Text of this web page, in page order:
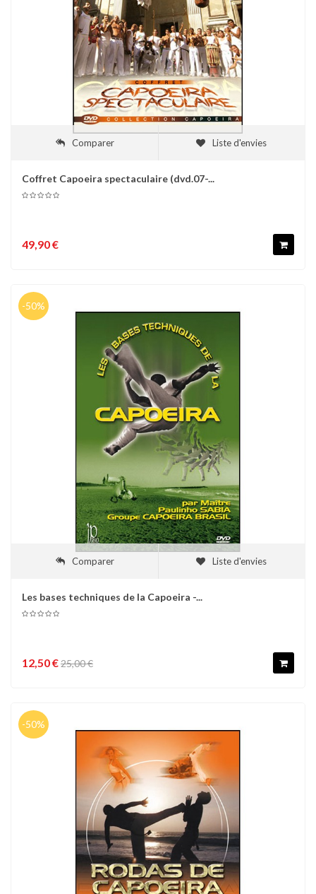
Comparer Liste d'envies
Coffret Capoeira spectaculaire (dvd.07-...
49,90 €
-50%
Comparer Liste d'envies
Les bases techniques de la Capoeira -...
12,50 €25,00 €
-50%